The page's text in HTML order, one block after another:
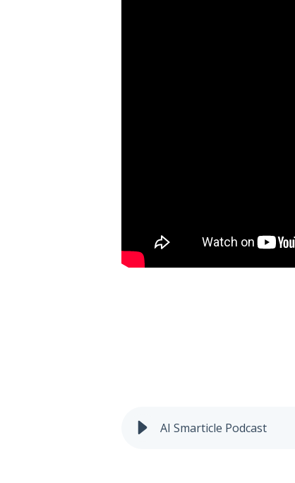
Ai
AI Smarticle Podcast